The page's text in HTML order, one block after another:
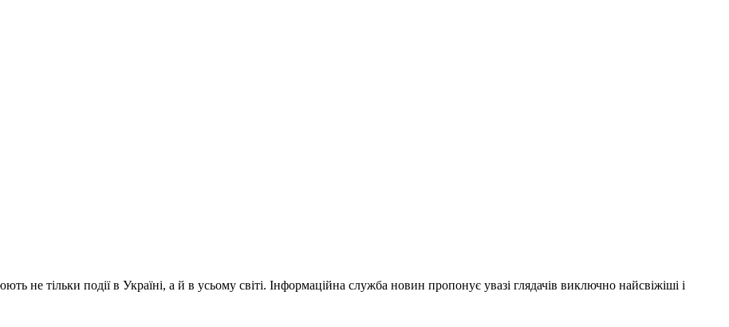
не тільки події в Україні, а й в усьому світі. Інформаційна служба новин пропонує увазі глядачів виключно найсвіжіші і